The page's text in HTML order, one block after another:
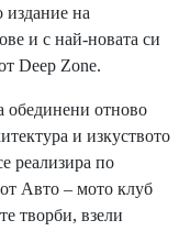
издание на
и с най-новата си
Deep Zone.
обединени отново
и изкуството
реализира по
Авто – мото клуб
творби, взели